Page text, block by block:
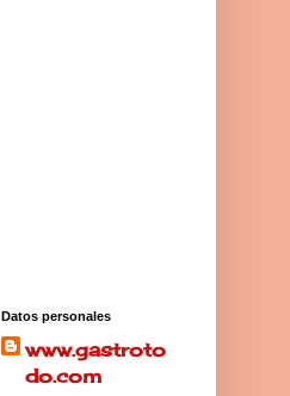
Datos personales
www.gastroto
do.com